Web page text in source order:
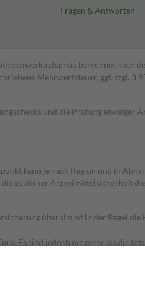
Fragen & Antworten
berechnet nach
Mehrwertsteuer, ggf. zzgl.
und die Prüfung etwaiger
kann je nach Region und in
zu deiner Arzneimittelsicherheit
übernimmt in der Regel
Es sind jedoch nie mehr als die